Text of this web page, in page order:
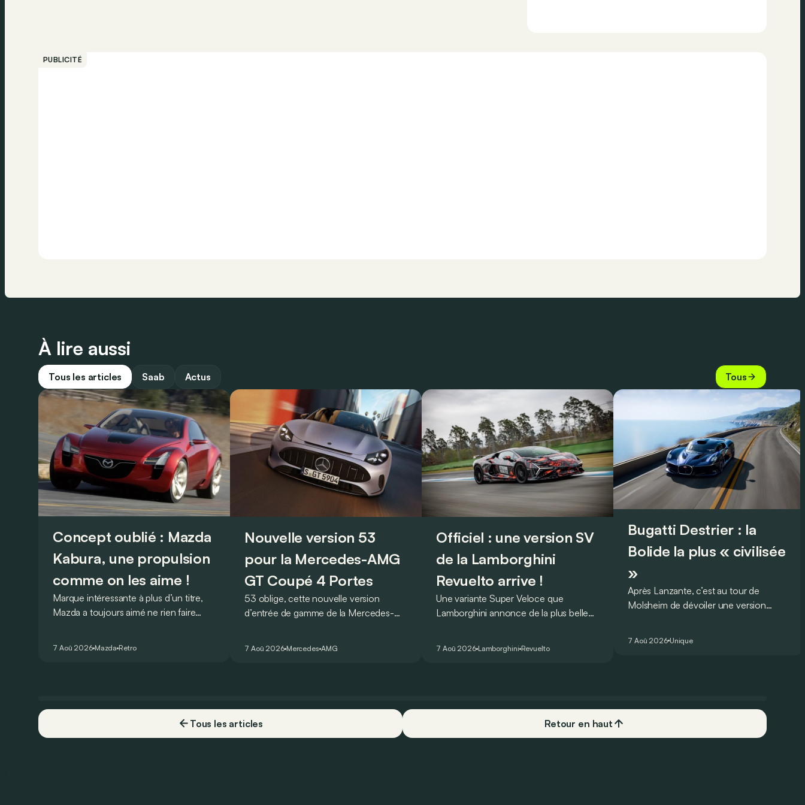
PUBLICITÉ
À lire aussi
Tous les articles Saab Actus Tous
Concept oublié : Mazda
Kabura, une propulsion
comme on les aime !
Marque intéressante à plus d’un titre,
Mazda a toujours aimé ne rien faire
7 Aoû 2026 Mazda Retro
Nouvelle version 53
pour la Mercedes-AMG
GT Coupé 4 Portes
53 oblige, cette nouvelle version
d’entrée de gamme de la Mercedes-
7 Aoû 2026 Mercedes AMG
Officiel : une version SV
de la Lamborghini
Revuelto arrive !
Une variante Super Veloce que
Lamborghini annonce de la plus belle
voiture de série !
7 Aoû 2026 Lamborghini Revuelto
Bugatti Destrier : la
Bolide la plus « civilisée
»
Après Lanzante, c’est au tour de
Molsheim de dévoiler une version
7 Aoû 2026 Unique
Tous les articles Retour en haut